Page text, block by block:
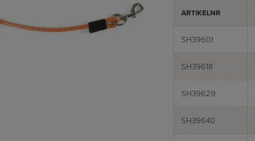
ARTIKELNR
SH39601
SH39618
SH39629
SH39640